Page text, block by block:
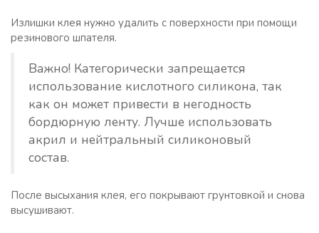
Излишки клея нужно удалить с поверхности при помощи
резинового шпателя.
Важно! Категорически запрещается
использование кислотного силикона, так
как он может привести в негодность
бордюрную ленту. Лучше использовать
акрил и нейтральный силиконовый
состав.
После высыхания клея, его покрывают грунтовкой и снова
высушивают.